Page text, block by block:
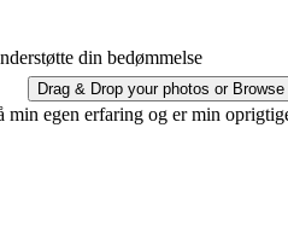
din bedømmelse
Drag & Drop your photos or Browse
min egen erfaring og er min